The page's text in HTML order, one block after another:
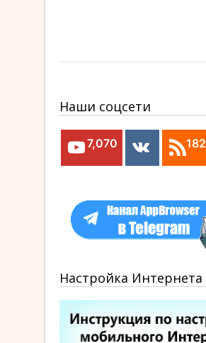
Наши соцсети
7,070 182
Настройка Интернета